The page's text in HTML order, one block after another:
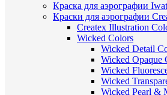
Краска для аэрографии
Краски для аэрографии
Createx Illustration
Wicked Colors
Wicked Detail
Wicked Opaque
Wicked
Wicked
Wicked Pearl &